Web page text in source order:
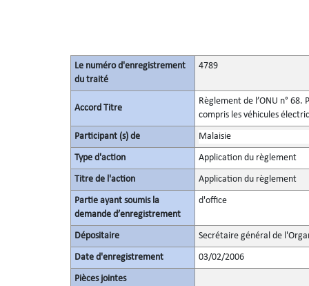
Le numéro d'enregistrement
du traité
4789
Accord Titre
Règlement de l’ONU n°
compris les véhicules
Participant (s) de Malaisie
Type d'action Application du règlement
Titre de l'action Application du règlement
Partie ayant soumis la
demande d’enregistrement
d'office
Dépositaire Secrétaire général de
Date d'enregistrement 03/02/2006
Pièces jointes